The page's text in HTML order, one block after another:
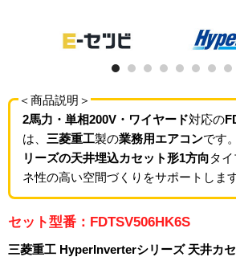
＜商品説明＞
2馬力・単相200V・ワイヤード対応の
は、 三菱重工製の業務用エアコンです。
リーズの天井埋込カセット形1方向タ
ネ性の高い空間づくりをサポートします
セット型番：FDTSV506HK6S
三菱重工 HyperInverterシリーズ 天井カ